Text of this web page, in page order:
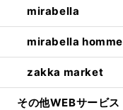
mirabella
mirabella homme
zakka market
その他WEBサービス